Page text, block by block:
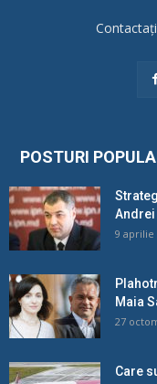
POSTURI
Andrei
9 aprilie
Maia
27
Care